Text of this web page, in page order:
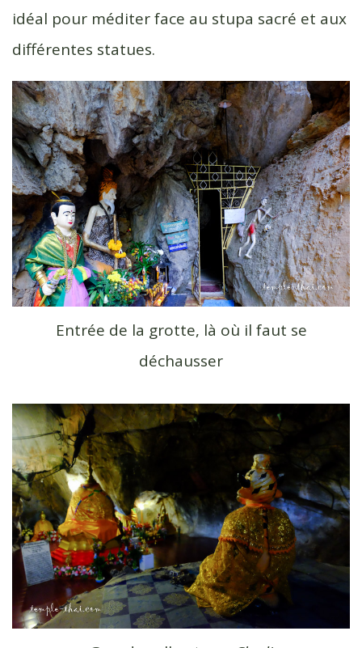
idéal pour méditer face au stupa sacré et aux
différentes statues.
Entrée de la grotte, là où il faut se
déchausser